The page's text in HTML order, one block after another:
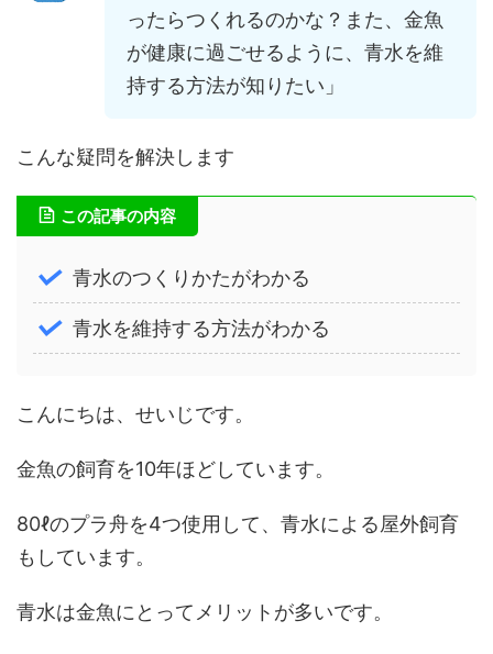
ったらつくれるのかな？また、金魚
が健康に過ごせるように、青水を維
持する方法が知りたい」
こんな疑問を解決します
この記事の内容
青水のつくりかたがわかる
青水を維持する方法がわかる
こんにちは、せいじです。
金魚の飼育を10年ほどしています。
80ℓのプラ舟を4つ使用して、青水による屋外飼育
もしています。
青水は金魚にとってメリットが多いです。